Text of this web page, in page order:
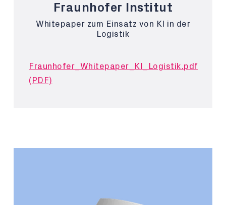
Fraunhofer Institut
Whitepaper zum Einsatz von KI in der
Logistik
Fraunhofer_Whitepaper_KI_Logistik.pdf
(PDF)